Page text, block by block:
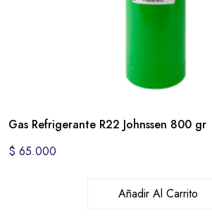
Gas Refrigerante R22 Johnssen 800 gr
$ 65.000
Añadir Al Carrito